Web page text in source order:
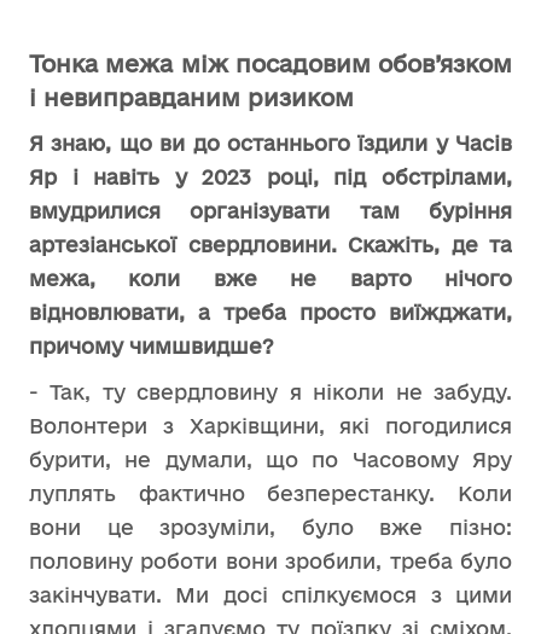
Тонка межа між посадовим обов’язком
і невиправданим ризиком
Я знаю, що ви до останнього їздили у Часів
Яр і навіть у 2023 році, під обстрілами,
вмудрилися організувати там буріння
артезіанської свердловини. Скажіть, де та
межа, коли вже не варто нічого
відновлювати, а треба просто виїжджати,
причому чимшвидше?
- Так, ту свердловину я ніколи не забуду.
Волонтери з Харківщини, які погодилися
бурити, не думали, що по Часовому Яру
луплять фактично безперестанку. Коли
вони це зрозуміли, було вже пізно:
половину роботи вони зробили, треба було
закінчувати. Ми досі спілкуємося з цими
хлопцями і згадуємо ту поїздку зі сміхом.